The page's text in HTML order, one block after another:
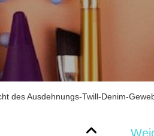
des Ausdehnungs-Twill-Denim-